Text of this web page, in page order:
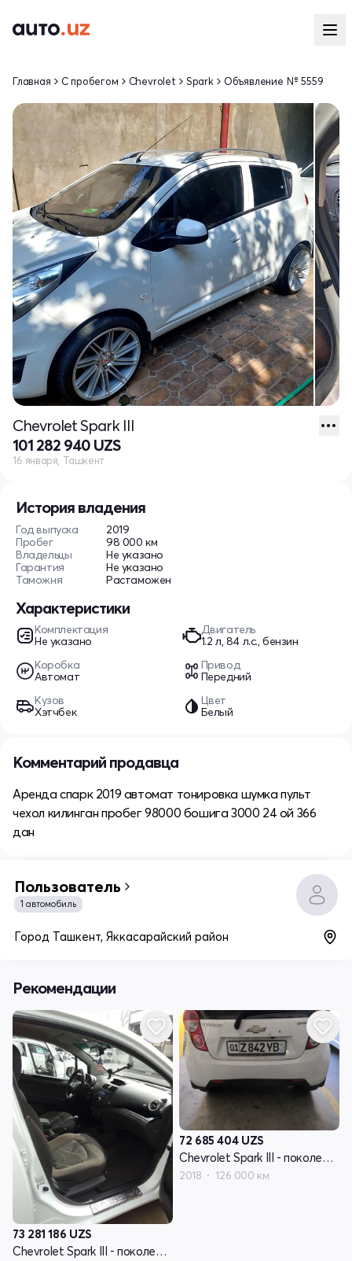
История владения
Год выпуска
2019
Пробег
98 000 км
Владельцы
Не указано
Гарантия
Не указано
Таможня
Растаможен
Характеристики
Комплектация
Не указано
Двигатель
1.2 л, 84 л.с., бензин
Коробка
Автомат
Привод
Передний
Кузов
Хэтчбек
Цвет
Белый
Главная С пробегом Chevrolet Spark Объявление № 5559
Chevrolet Spark III
101 282 940 UZS
16 января, Ташкент
Комментарий продавца
Аренда спарк 2019 автомат тонировка шумка пульт
чехол килинган пробег 98000 бошига 3000 24 ой 366
дан
Пользователь
1 автомобиль
Город Ташкент, Яккасарайский район
Рекомендации
73 281 186 UZS
Chevrolet Spark III - поколение
72 685 404 UZS
Chevrolet Spark III - поколение
2018 126 000 км